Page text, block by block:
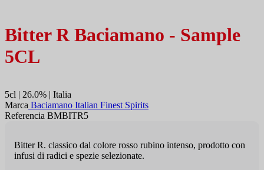
Bitter R Baciamano - Sample
5CL
5cl | 26.0% | Italia
Marca Baciamano Italian Finest Spirits
Referencia BMBITR5
Bitter R. classico dal colore rosso rubino intenso, prodotto con
infusi di radici e spezie selezionate.